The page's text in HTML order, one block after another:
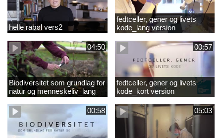
helle rabøl vers2
fedtceller, gener og livets
kode_lang version
04:50
Biodiversitet som grundlag for
natur og menneskeliv_lang
version
00:57
fedtceller, gener og livets
kode_kort version
00:58 05:03